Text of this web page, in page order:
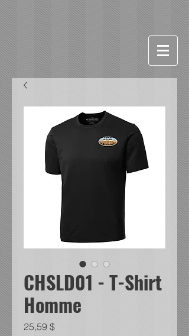
CHSLD01 - T-Shirt
Homme
25,59 $Prix